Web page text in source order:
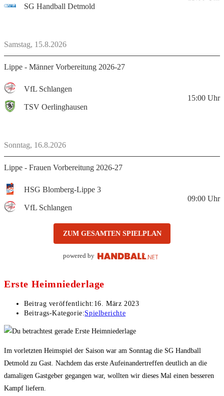
Erste Heimniederlage
Beitrag veröffentlicht: 16. März 2023
Beitrags-Kategorie:Spielberichte
Im vorletzten Heimspiel der Saison war am Sonntag die SG Handball
Detmold zu Gast. Nachdem das erste Aufeinandertreffen deutlich an die
damaligen Gastgeber gegangen war, wollten wir dieses Mal einen besseren
Kampf liefern.
SG Handball Detmold
Samstag, 15.8.2026
Lippe - Männer Vorbereitung 2026-27
VfL Schlangen
TSV Oerlinghausen
15:00 Uhr
Sonntag, 16.8.2026
Lippe - Frauen Vorbereitung 2026-27
HSG Blomberg-Lippe 3
VfL Schlangen
09:00 Uhr
ZUM GESAMTEN SPIELPLAN
powered by